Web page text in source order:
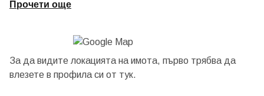
Прочети още
За да видите локацията на имота, първо трябва да
влезете в профила си от тук.